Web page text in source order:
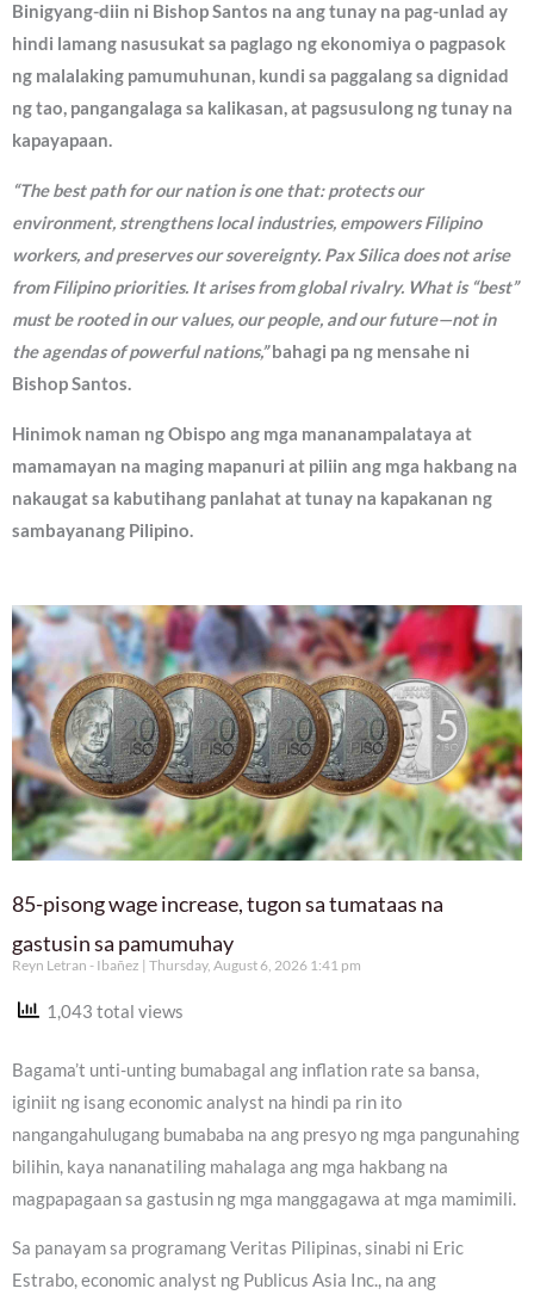
Binigyang-diin ni Bishop Santos na ang tunay na pag-unlad ay
hindi lamang nasusukat sa paglago ng ekonomiya o pagpasok
ng malalaking pamumuhunan, kundi sa paggalang sa dignidad
ng tao, pangangalaga sa kalikasan, at pagsusulong ng tunay na
kapayapaan.
“The best path for our nation is one that: protects our
environment, strengthens local industries, empowers Filipino
workers, and preserves our sovereignty. Pax Silica does not arise
from Filipino priorities. It arises from global rivalry. What is “best”
must be rooted in our values, our people, and our future—not in
the agendas of powerful nations,”bahagi pa ng mensahe ni
Bishop Santos.
Hinimok naman ng Obispo ang mga mananampalataya at
mamamayan na maging mapanuri at piliin ang mga hakbang na
nakaugat sa kabutihang panlahat at tunay na kapakanan ng
sambayanang Pilipino.
85-pisong wage increase, tugon sa tumataas na
gastusin sa pamumuhay
Reyn Letran - Ibañez Thursday, August 6, 2026 1:41 pm
1,043 total views
Bagama’t unti-unting bumabagal ang inflation rate sa bansa,
iginiit ng isang economic analyst na hindi pa rin ito
nangangahulugang bumababa na ang presyo ng mga pangunahing
bilihin, kaya nananatiling mahalaga ang mga hakbang na
magpapagaan sa gastusin ng mga manggagawa at mga mamimili.
Sa panayam sa programang Veritas Pilipinas, sinabi ni Eric
Estrabo, economic analyst ng Publicus Asia Inc., na ang